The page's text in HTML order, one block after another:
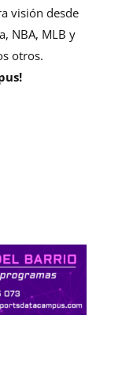
visión desde
NBA, MLB y
otros.